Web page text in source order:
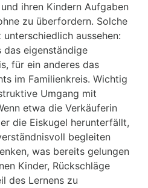
ihren Kindern Aufgaben
zu überfordern. Solche
aussehen:
das eigenständige
für ein anderes das
im Familienkreis. Wichtig
Umgang mit
etwa die Verkäuferin
die Eiskugel herunterfällt,
begleiten
was bereits gelungen
Kinder, Rückschläge
des Lernens zu